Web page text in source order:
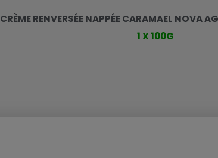
CRÈME RENVERSÉE NAPPÉE CARAMAEL NOVA
1 X 100G